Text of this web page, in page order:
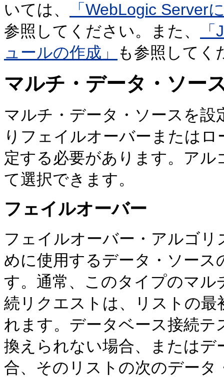
いては、
「WebLogic Server
参照してください。また、
ュールの作成」
も参照してく
マルチ・データ・ソー
マルチ・データ・ソースを
りフェイルオーバーまたは
定する必要があります。ア
て選択できます。
フェイルオーバー
フェイルオーバー・アルゴ
めに使用するデータ・ソー
す。通常、このタイプのマ
続リクエストは、リストの
れます。データベース接続
換えられない場合、または
合、そのリストの次のデー